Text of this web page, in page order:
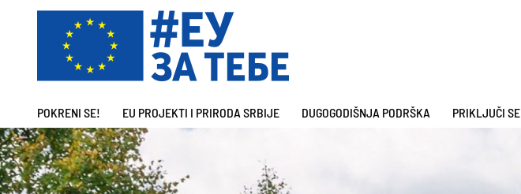
POKRENI SE! EU PROJEKTI I PRIRODA SRBIJE DUGOGODIŠNJA PODRŠKA PRIKLJUČI SE